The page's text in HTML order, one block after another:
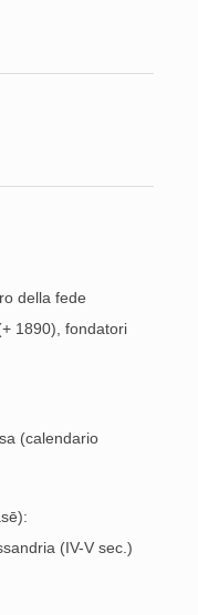
della fede
1890), fondatori
(calendario
(IV-V sec.)